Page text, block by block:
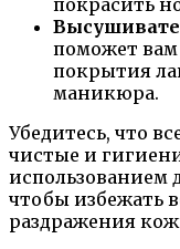
покрасить
поможет
покрытия
маникюра.
Убедитесь, что
чистые и
использованием
чтобы избежать
раздражения